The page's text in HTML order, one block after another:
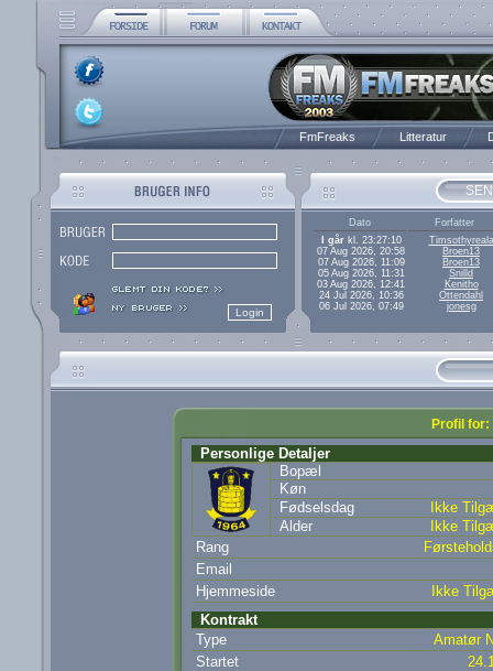
FmFreaks Litteratur
Dato
Forfatter
I gårkl. 23:27:10
Timsothyreala
07 Aug 2026, 20:58
Broen13
07 Aug 2026, 11:09
Broen13
05 Aug 2026, 11:31
Snilld
03 Aug 2026, 12:41
Kenitho
24 Jul 2026, 10:36
Ottendahl
06 Jul 2026, 07:49
jonesg
Profil for:
Personlige Detaljer
Bopæl
Køn
Fødselsdag
Ikke
Alder
Ikke
Rang
Email
Hjemmeside
Ikke
Kontrakt
Type
Amatør
Startet